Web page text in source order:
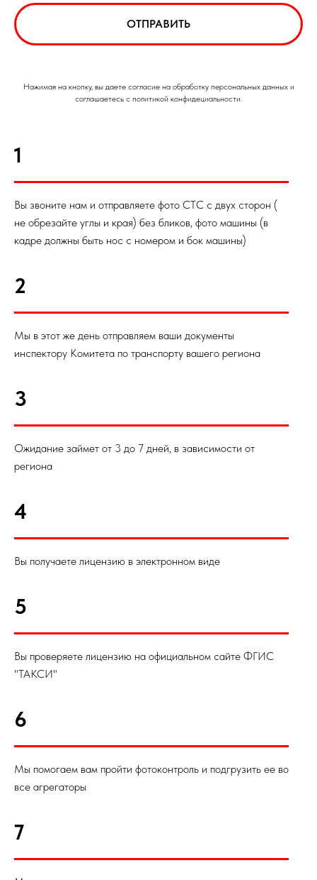
ОТПРАВИТЬ
Нажимая на кнопку, вы даете согласие на обработку персональных данных и
соглашаетесь с политикой конфидециальности.
1
Вы звоните нам и отправляете фото СТС с двух сторон (
не обрезайте углы и края) без бликов, фото машины (в
кадре должны быть нос с номером и бок машины)
2
Мы в этот же день отправляем ваши документы
инспектору Комитета по транспорту вашего региона
3
Ожидание займет от 3 до 7 дней, в зависимости от
региона
4
Вы получаете лицензию в электронном виде
5
Вы проверяете лицензию на официальном сайте ФГИС
"ТАКСИ"
6
Мы помогаем вам пройти фотоконтроль и подгрузить ее во
все агрегаторы
7